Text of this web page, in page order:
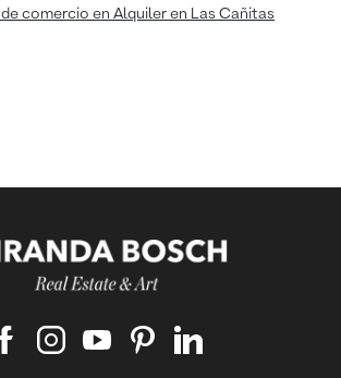
comercio en Alquiler en Las Cañitas